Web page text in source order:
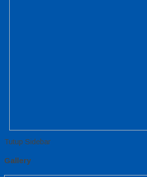
Tutup Sidebar
Gallery